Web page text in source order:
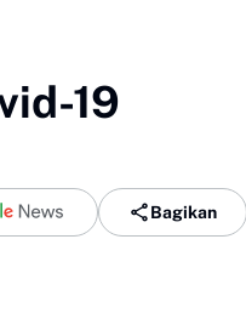
19
Bagikan